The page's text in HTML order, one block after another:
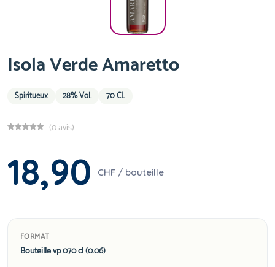
Isola Verde Amaretto
Spiritueux 28% Vol. 70 CL
(0 avis)
18,90 CHF / bouteille
FORMAT
Bouteille vp 070 cl (0.06)